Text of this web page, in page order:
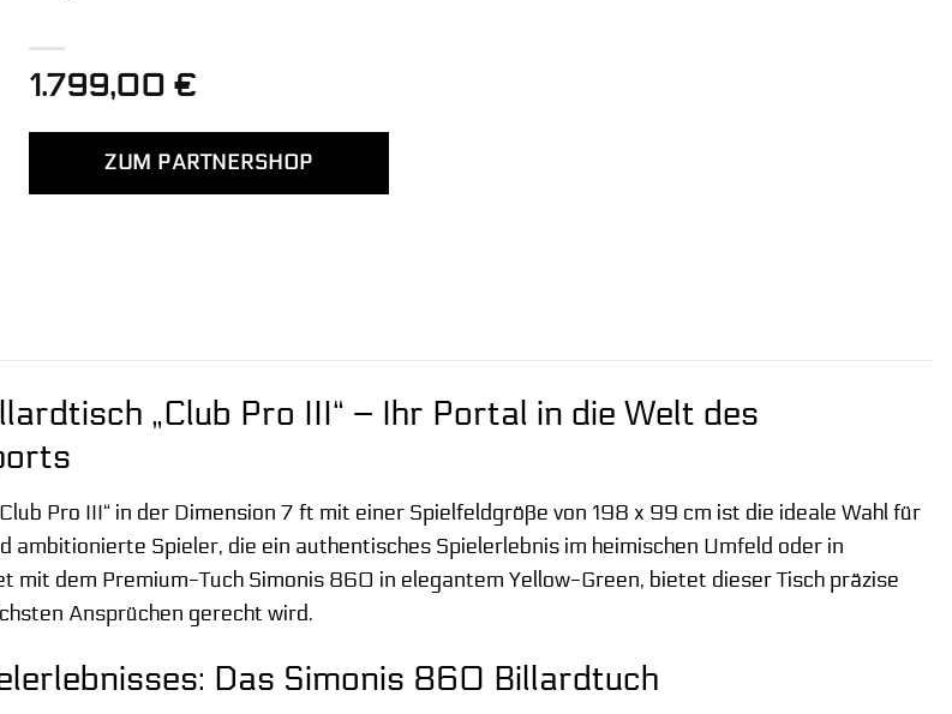
1.799,00 €
ZUM PARTNERSHOP
„Club Pro III“ – Ihr Portal in die Welt des
Pro III“ in der Dimension 7 ft mit einer Spielfeldgröße von 198 x 99 cm ist die ideale Wahl für
ambitionierte Spieler, die ein authentisches Spielerlebnis im heimischen Umfeld oder in
mit dem Premium-Tuch Simonis 860 in elegantem Yellow-Green, bietet dieser Tisch präzise
Ansprüchen gerecht wird.
Das Simonis 860 Billardtuch